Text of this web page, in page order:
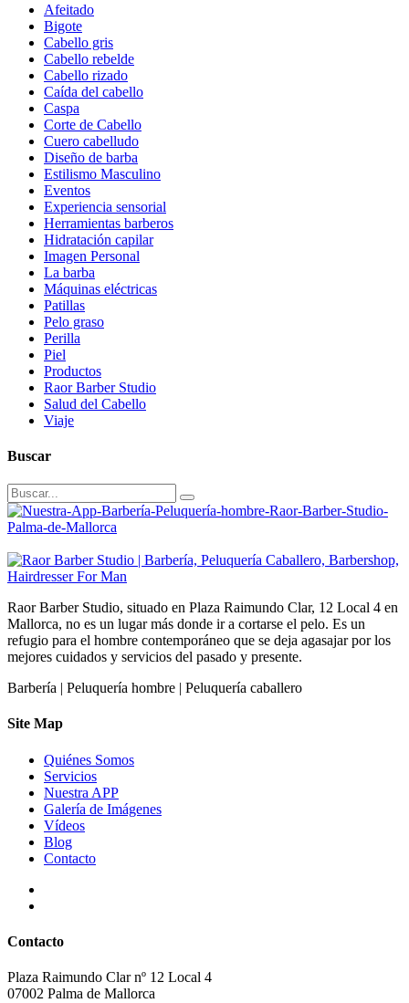
Afeitado
Bigote
Cabello gris
Cabello rebelde
Cabello rizado
Caída del cabello
Caspa
Corte de Cabello
Cuero cabelludo
Diseño de barba
Estilismo Masculino
Eventos
Experiencia sensorial
Herramientas barberos
Hidratación capilar
Imagen Personal
La barba
Máquinas eléctricas
Patillas
Pelo graso
Perilla
Piel
Productos
Raor Barber Studio
Salud del Cabello
Viaje
Buscar
Raor Barber Studio, situado en Plaza Raimundo Clar, 12 Local 4 en
Mallorca, no es un lugar más donde ir a cortarse el pelo. Es un
refugio para el hombre contemporáneo que se deja agasajar por los
mejores cuidados y servicios del pasado y presente.
Barbería | Peluquería hombre | Peluquería caballero
Site Map
Quiénes Somos
Servicios
Nuestra APP
Galería de Imágenes
Vídeos
Blog
Contacto
Contacto
Plaza Raimundo Clar nº 12 Local 4
07002 Palma de Mallorca